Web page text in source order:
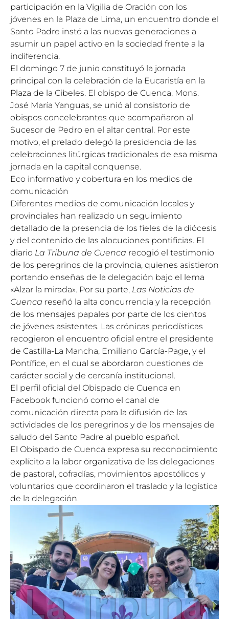
participación en la Vigilia de Oración con los
jóvenes en la Plaza de Lima, un encuentro donde el
Santo Padre instó a las nuevas generaciones a
asumir un papel activo en la sociedad frente a la
indiferencia.
El domingo 7 de junio constituyó la jornada
principal con la celebración de la Eucaristía en la
Plaza de la Cibeles. El obispo de Cuenca, Mons.
José María Yanguas, se unió al consistorio de
obispos concelebrantes que acompañaron al
Sucesor de Pedro en el altar central. Por este
motivo, el prelado delegó la presidencia de las
celebraciones litúrgicas tradicionales de esa misma
jornada en la capital conquense.
Eco informativo y cobertura en los medios de
comunicación
Diferentes medios de comunicación locales y
provinciales han realizado un seguimiento
detallado de la presencia de los fieles de la diócesis
y del contenido de las alocuciones pontificias. El
diario La Tribuna de Cuenca recogió el testimonio
de los peregrinos de la provincia, quienes asistieron
portando enseñas de la delegación bajo el lema
«Alzar la mirada». Por su parte, Las Noticias de
Cuenca reseñó la alta concurrencia y la recepción
de los mensajes papales por parte de los cientos
de jóvenes asistentes. Las crónicas periodísticas
recogieron el encuentro oficial entre el presidente
de Castilla-La Mancha, Emiliano García-Page, y el
Pontífice, en el cual se abordaron cuestiones de
carácter social y de cercanía institucional.
El perfil oficial del Obispado de Cuenca en
Facebook funcionó como el canal de
comunicación directa para la difusión de las
actividades de los peregrinos y de los mensajes de
saludo del Santo Padre al pueblo español.
El Obispado de Cuenca expresa su reconocimiento
explícito a la labor organizativa de las delegaciones
de pastoral, cofradías, movimientos apostólicos y
voluntarios que coordinaron el traslado y la logística
de la delegación.